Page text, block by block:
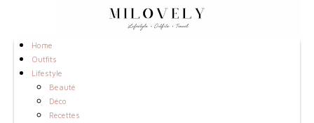
Home
Outfits
Lifestyle
Beauté
Déco
Recettes